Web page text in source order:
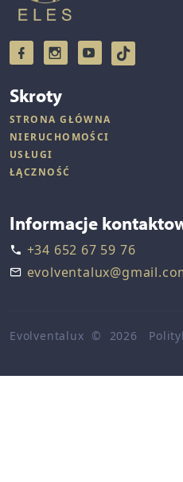
Skroty
STRONA GŁÓWNA
NIERUCHOMOŚCI
USŁUGI
ŁĄCZNOŚĆ
Informacje
+34 652 67 59 76
Evolventalux © 2026